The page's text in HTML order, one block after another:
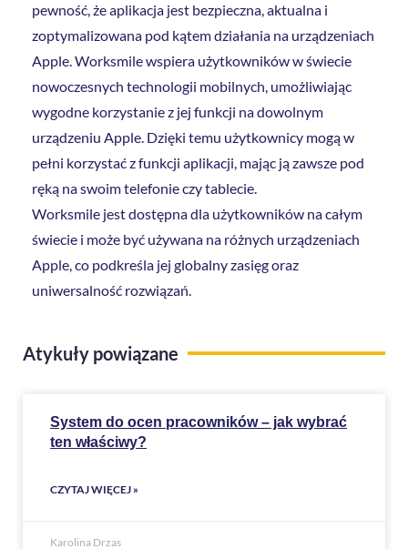
pewność, że aplikacja jest bezpieczna, aktualna i
zoptymalizowana pod kątem działania na urządzeniach
Apple. Worksmile wspiera użytkowników w świecie
nowoczesnych technologii mobilnych, umożliwiając
wygodne korzystanie z jej funkcji na dowolnym
urządzeniu Apple. Dzięki temu użytkownicy mogą w
pełni korzystać z funkcji aplikacji, mając ją zawsze pod
ręką na swoim telefonie czy tablecie.
Worksmile jest dostępna dla użytkowników na całym
świecie i może być używana na różnych urządzeniach
Apple, co podkreśla jej globalny zasięg oraz
uniwersalność rozwiązań.
Atykuły powiązane
System do ocen pracowników – jak wybrać
ten właściwy?
CZYTAJ WIĘCEJ »
Karolina Drzas